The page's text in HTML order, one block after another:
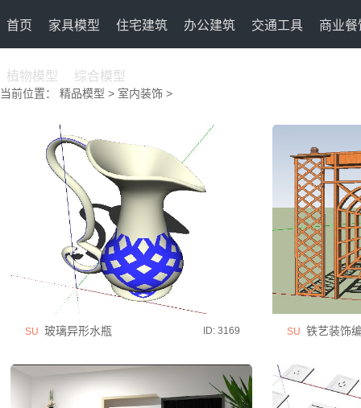
首页 家具模型 住宅建筑 办公建筑 交通工具 商业餐
植物模型 综合模型
当前位置： 精品模型 > 室内装饰 >
SU 玻璃异形水瓶 ID: 3169 SU 铁艺装饰